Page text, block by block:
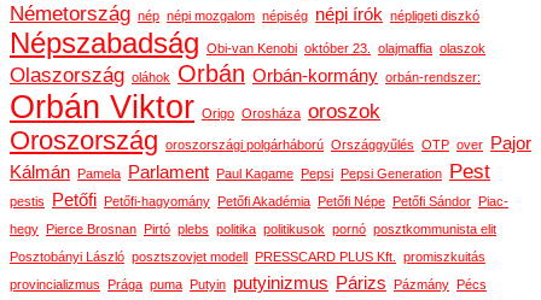
Németország nép népi mozgalom népiség népi írók népligeti diszkó
Népszabadság Obi-van Kenobi október 23. olajmaffia olaszok
Olaszország oláhok Orbán Orbán-kormány orbán-rendszer:
Orbán Viktor Origo Orosháza oroszok
Oroszország oroszországi polgárháború Országgyűlés OTP over
Pajor
Kálmán
Pamela Parlament Paul Kagame Pepsi Pepsi Generation Pest
pestis Petőfi Petőfi-hagyomány Petőfi Akadémia Petőfi Népe Petőfi Sándor
Piac-
hegy
Pierce Brosnan Pirtó plebs politika politikusok pornó posztkommunista elit
Posztobányi László posztszovjet modell PRESSCARD PLUS Kft.
promiszkuitás
provincializmus
Prága puma Putyin putyinizmus Párizs Pázmány
Pécs